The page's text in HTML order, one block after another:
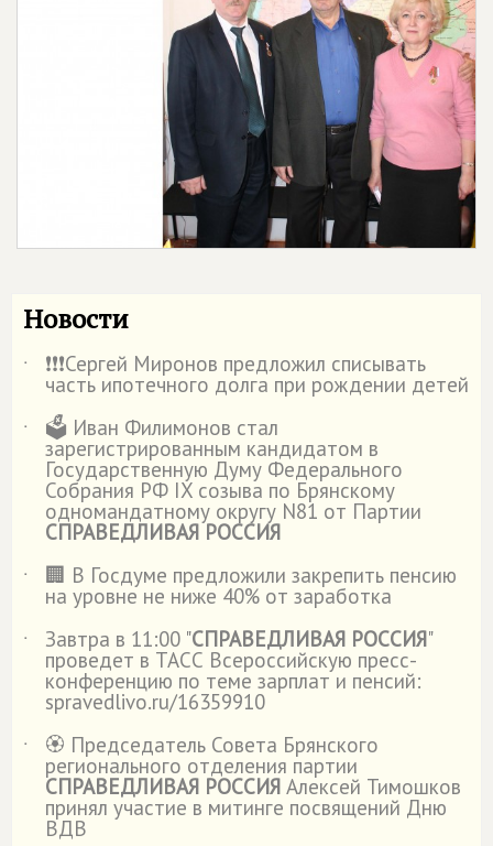
Новости
˙ ❗️❗️❗️Сергей Миронов предложил списывать
часть ипотечного долга при рождении детей
˙
🗳️ Иван Филимонов стал
зарегистрированным кандидатом в
Государственную Думу Федерального
Собрания РФ IX созыва по Брянскому
одномандатному округу N81 от Партии
СПРАВЕДЛИВАЯ РОССИЯ
˙
🏢 В Госдуме предложили закрепить пенсию
на уровне не ниже 40% от заработка
˙
Завтра в 11:00 "СПРАВЕДЛИВАЯ РОССИЯ"
проведет в ТАСС Всероссийскую пресс-
конференцию по теме зарплат и пенсий:
spravedlivo.ru/16359910
˙
🏵️ Председатель Совета Брянского
регионального отделения партии
СПРАВЕДЛИВАЯ РОССИЯ Алексей Тимошков
принял участие в митинге посвящений Дню
ВДВ